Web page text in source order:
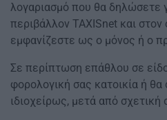
λογαριασμό που θα δηλώσετε
περιβάλλον TAXISnet και στον
εμφανίζεστε ως ο μόνος ή ο
Σε περίπτωση επάθλου σε
φορολογική σας κατοικία ή
ιδιοχείρως, μετά από σχετική